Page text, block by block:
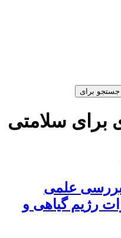
جستجو برای
برای سلامتی
علمی
رژیم گیاهی و